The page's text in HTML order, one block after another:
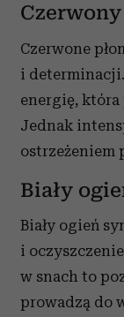
Czerwone
i
energię, która
Jednak
ostrzeżeniem
Biały
Biały ogień
i
w snach to
prowadzą do